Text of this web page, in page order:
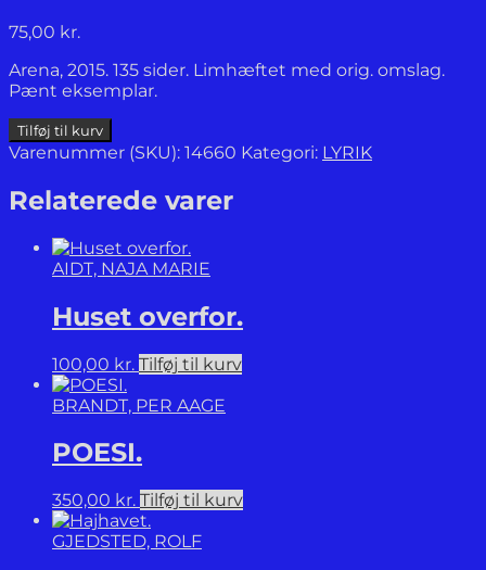
75,00 kr.
Arena, 2015. 135 sider. Limhæftet med orig. omslag.
Pænt eksemplar.
Albertslund
Bibliotek
(deti).
antal
Tilføj til kurv
Varenummer (SKU): 14660 Kategori: LYRIK
Relaterede varer
AIDT, NAJA MARIE
Huset overfor.
100,00 kr. Tilføj til kurv
BRANDT, PER AAGE
POESI.
350,00 kr. Tilføj til kurv
GJEDSTED, ROLF